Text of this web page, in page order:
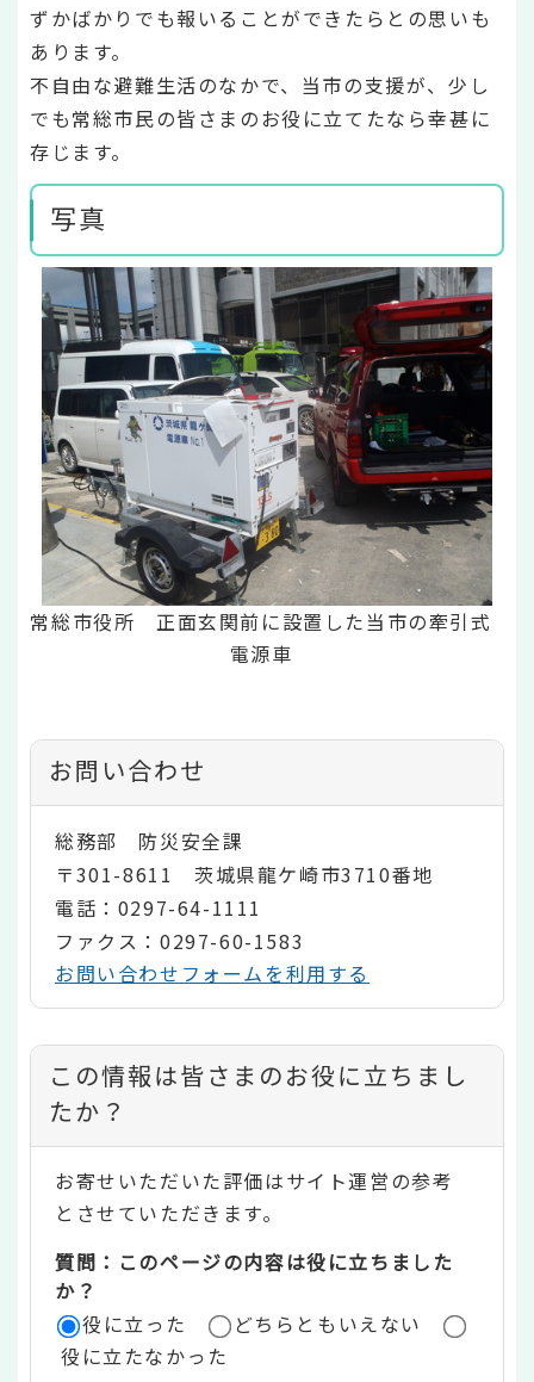
ずかばかりでも報いることができたらとの思いも
あります。
不自由な避難生活のなかで、当市の支援が、少し
でも常総市民の皆さまのお役に立てたなら幸甚に
存じます。
写真
常総市役所 正面玄関前に設置した当市の牽引式
電源車
お問い合わせ
総務部 防災安全課
〒301-8611 茨城県龍ケ崎市3710番地
電話：0297-64-1111
ファクス：0297-60-1583
お問い合わせフォームを利用する
コ
ン
テ
ン
ツ
評
価
この情報は皆さまのお役に立ちまし
たか？
お寄せいただいた評価はサイト運営の参考
とさせていただきます。
質問：このページの内容は役に立ちました
か？
役に立った
どちらともいえない
役に立たなかった